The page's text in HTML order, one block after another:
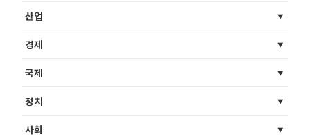
산업
경제
국제
정치
사회